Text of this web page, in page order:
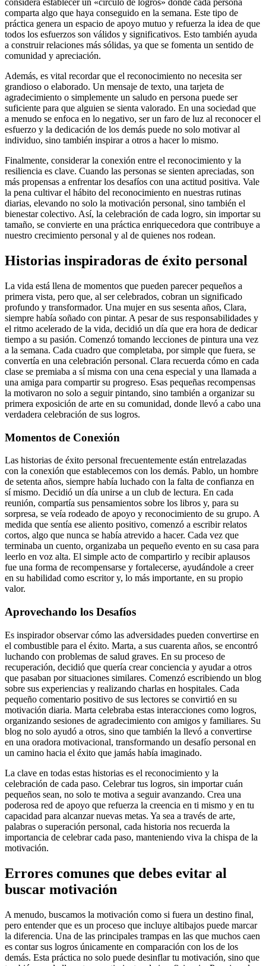
considera establecer un «círculo de logros» donde cada persona
comparta algo que haya conseguido en la semana. Este tipo de
práctica genera un espacio de apoyo mutuo y refuerza la idea de que
todos los esfuerzos son válidos y significativos. Esto también ayuda
a construir relaciones más sólidas, ya que se fomenta un sentido de
comunidad y apreciación.
Además, es vital recordar que el reconocimiento no necesita ser
grandioso o elaborado. Un mensaje de texto, una tarjeta de
agradecimiento o simplemente un saludo en persona puede ser
suficiente para que alguien se sienta valorado. En una sociedad que
a menudo se enfoca en lo negativo, ser un faro de luz al reconocer el
esfuerzo y la dedicación de los demás puede no solo motivar al
individuo, sino también inspirar a otros a hacer lo mismo.
Finalmente, considerar la conexión entre el reconocimiento y la
resiliencia es clave. Cuando las personas se sienten apreciadas, son
más propensas a enfrentar los desafíos con una actitud positiva. Vale
la pena cultivar el hábito del reconocimiento en nuestras rutinas
diarias, elevando no solo la motivación personal, sino también el
bienestar colectivo. Así, la celebración de cada logro, sin importar su
tamaño, se convierte en una práctica enriquecedora que contribuye a
nuestro crecimiento personal y al de quienes nos rodean.
Historias inspiradoras de éxito personal
La vida está llena de momentos que pueden parecer pequeños a
primera vista, pero que, al ser celebrados, cobran un significado
profundo y transformador. Una mujer en sus sesenta años, Clara,
siempre había soñado con pintar. A pesar de sus responsabilidades y
el ritmo acelerado de la vida, decidió un día que era hora de dedicar
tiempo a su pasión. Comenzó tomando lecciones de pintura una vez
a la semana. Cada cuadro que completaba, por simple que fuera, se
convertía en una celebración personal. Clara recuerda cómo en cada
clase se premiaba a sí misma con una cena especial y una llamada a
una amiga para compartir su progreso. Esas pequeñas recompensas
la motivaron no solo a seguir pintando, sino también a organizar su
primera exposición de arte en su comunidad, donde llevó a cabo una
verdadera celebración de sus logros.
Momentos de Conexión
Las historias de éxito personal frecuentemente están entrelazadas
con la conexión que establecemos con los demás. Pablo, un hombre
de setenta años, siempre había luchado con la falta de confianza en
sí mismo. Decidió un día unirse a un club de lectura. En cada
reunión, compartía sus pensamientos sobre los libros y, para su
sorpresa, se veía rodeado de apoyo y reconocimiento de su grupo. A
medida que sentía ese aliento positivo, comenzó a escribir relatos
cortos, algo que nunca se había atrevido a hacer. Cada vez que
terminaba un cuento, organizaba un pequeño evento en su casa para
leerlo en voz alta. El simple acto de compartirlo y recibir aplausos
fue una forma de recompensarse y fortalecerse, ayudándole a creer
en su habilidad como escritor y, lo más importante, en su propio
valor.
Aprovechando los Desafíos
Es inspirador observar cómo las adversidades pueden convertirse en
el combustible para el éxito. Marta, a sus cuarenta años, se encontró
luchando con problemas de salud graves. En su proceso de
recuperación, decidió que quería crear conciencia y ayudar a otros
que pasaban por situaciones similares. Comenzó escribiendo un blog
sobre sus experiencias y realizando charlas en hospitales. Cada
pequeño comentario positivo de sus lectores se convirtió en su
motivación diaria. Marta celebraba estas interacciones como logros,
organizando sesiones de agradecimiento con amigos y familiares. Su
blog no solo ayudó a otros, sino que también la llevó a convertirse
en una oradora motivacional, transformando un desafío personal en
un camino hacia el éxito que jamás había imaginado.
La clave en todas estas historias es el reconocimiento y la
celebración de cada paso. Celebrar tus logros, sin importar cuán
pequeños sean, no solo te motiva a seguir avanzando. Crea una
poderosa red de apoyo que refuerza la creencia en ti mismo y en tu
capacidad para alcanzar nuevas metas. Ya sea a través de arte,
palabras o superación personal, cada historia nos recuerda la
importancia de celebrar cada paso, manteniendo viva la chispa de la
motivación.
Errores comunes que debes evitar al
buscar motivación
A menudo, buscamos la motivación como si fuera un destino final,
pero entender que es un proceso que incluye altibajos puede marcar
la diferencia. Una de las principales trampas en las que muchos caen
es contar sus logros únicamente en comparación con los de los
demás. Esta práctica no solo puede desinflar tu motivación, sino que